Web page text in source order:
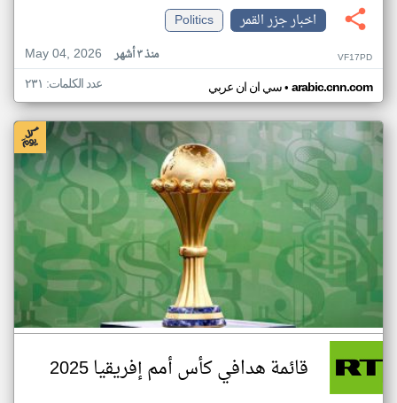
اخبار جزر القمر
Politics
May 04, 2026
منذ ٣ أشهر VF17PD
سي ان ان عربي• arabic.cnn.com عدد الكلمات: ٢٣١
قائمة هدافي كأس أمم إفريقيا 2025